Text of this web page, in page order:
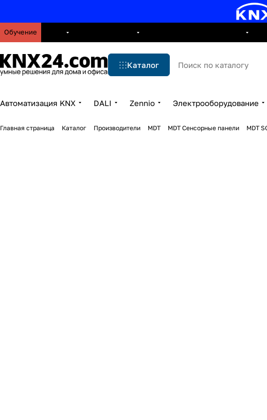
Обучение
Каталог
Автоматизация KNX DALI Zennio Электрооборудование
Главная страница Каталог Производители MDT MDT Сенсорные панели MDT